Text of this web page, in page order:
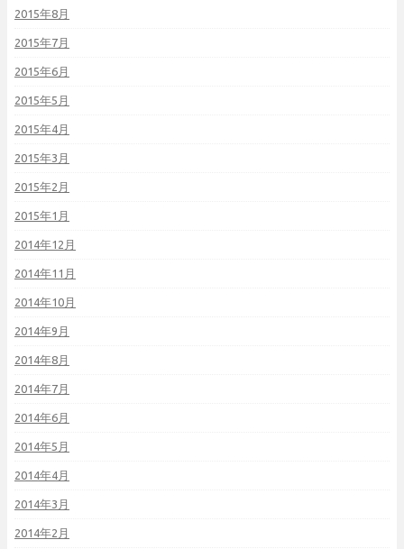
2015年8月
2015年7月
2015年6月
2015年5月
2015年4月
2015年3月
2015年2月
2015年1月
2014年12月
2014年11月
2014年10月
2014年9月
2014年8月
2014年7月
2014年6月
2014年5月
2014年4月
2014年3月
2014年2月